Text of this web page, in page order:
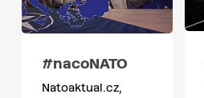
#nacoNATO
Natoaktual.cz,